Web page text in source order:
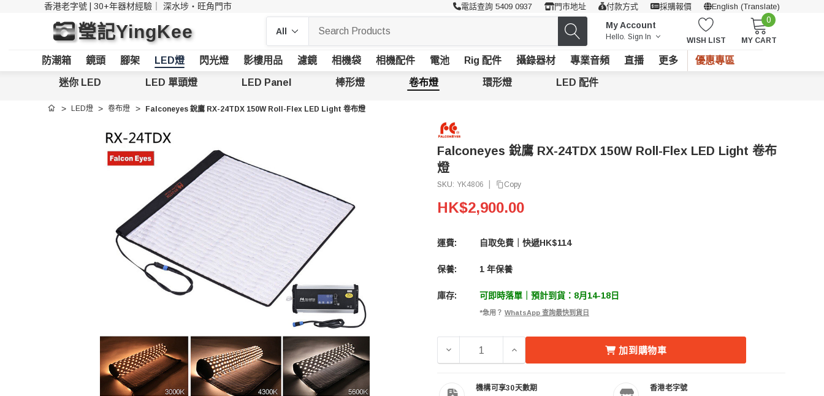
香港老字號 | 30+年器材經驗｜ 深水埗・旺角門市 電話查詢 5409 0937 門市地址 付款方式 採購報價 English (Translate)
瑩記YingKee My Account
Hello. Sign In WISH LIST
0
MY CART
防潮箱 鏡頭 腳架 LED燈 閃光燈 影樓用品 濾鏡 相機袋 相機配件 電池 Rig 配件 攝錄器材 專業音頻 直播 更多 優惠專區
迷你 LED LED 單頭燈 LED Panel 棒形燈 卷布燈 環形燈 LED 配件
首頁 LED燈 卷布燈 Falconeyes 銳鷹 RX-24TDX 150W Roll-Flex LED Light 卷布燈
Falconeyes 銳鷹 RX-24TDX 150W Roll-Flex LED Light 卷布
燈
SKU: YK4806 Copy
HK$2,900.00
運費: 自取免費｜快遞HK$114
保養: 1 年保養
庫存: 可即時落單｜預計到貨：8月14-18日
*急用？ WhatsApp 查詢最快到貨日
減少 FALCONEYES 銳鷹 RX-24TDX 150W ROLL-FLEX LED LIGHT 卷布燈 的數量
增加 FALCONEYES 銳鷹 RX-24TDX 150W ROLL-FLEX LED LIGHT
加到購物車
機構可享30天數期 香港老字號